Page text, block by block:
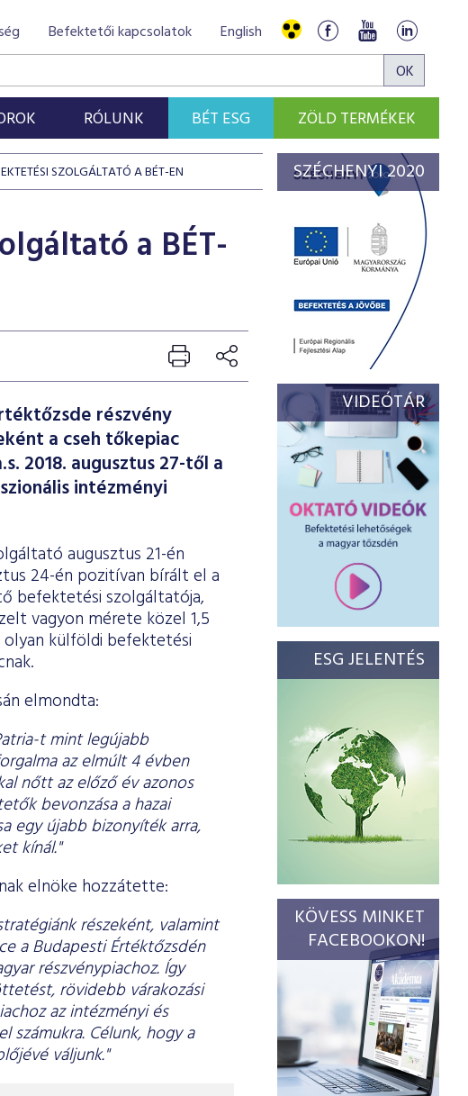
Befektetői kapcsolatok English
RÓLUNK BÉT ESG ZÖLD TERMÉKEK
SZOLGÁLTATÓ A BÉT-EN
a BÉT-
részvény
a cseh tőkepiac
2018. augusztus 27-től a
intézményi
augusztus 21-én
24-én pozitívan bírált el a
befektetési szolgáltatója,
vagyon mérete közel 1,5
olyan külföldi befektetési
elmondta:
t mint legújabb
az elmúlt 4 évben
nőtt az előző év azonos
bevonzása a hazai
egy újabb bizonyíték arra,
kínál."
elnöke hozzátette:
részeként, valamint
a Budapesti Értéktőzsdén
részvénypiachoz. Így
rövidebb várakozási
az intézményi és
számukra. Célunk, hogy a
váljunk."
SZÉCHENYI 2020
VIDEÓTÁR
ESG JELENTÉS
KÖVESS MINKET
FACEBOOKON!